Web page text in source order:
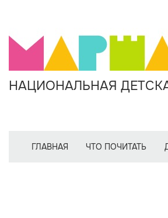
НАЦИОНАЛЬНАЯ
ГЛАВНАЯ ЧТО ПОЧИТАТЬ